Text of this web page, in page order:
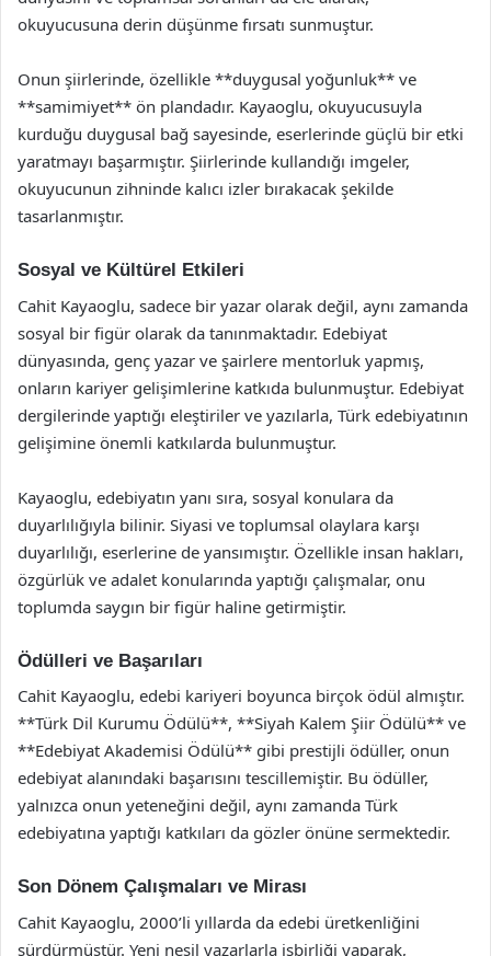
okuyucusuna derin düşünme fırsatı sunmuştur.
Onun şiirlerinde, özellikle **duygusal yoğunluk** ve
**samimiyet** ön plandadır. Kayaoglu, okuyucusuyla
kurduğu duygusal bağ sayesinde, eserlerinde güçlü bir etki
yaratmayı başarmıştır. Şiirlerinde kullandığı imgeler,
okuyucunun zihninde kalıcı izler bırakacak şekilde
tasarlanmıştır.
Sosyal ve Kültürel Etkileri
Cahit Kayaoglu, sadece bir yazar olarak değil, aynı zamanda
sosyal bir figür olarak da tanınmaktadır. Edebiyat
dünyasında, genç yazar ve şairlere mentorluk yapmış,
onların kariyer gelişimlerine katkıda bulunmuştur. Edebiyat
dergilerinde yaptığı eleştiriler ve yazılarla, Türk edebiyatının
gelişimine önemli katkılarda bulunmuştur.
Kayaoglu, edebiyatın yanı sıra, sosyal konulara da
duyarlılığıyla bilinir. Siyasi ve toplumsal olaylara karşı
duyarlılığı, eserlerine de yansımıştır. Özellikle insan hakları,
özgürlük ve adalet konularında yaptığı çalışmalar, onu
toplumda saygın bir figür haline getirmiştir.
Ödülleri ve Başarıları
Cahit Kayaoglu, edebi kariyeri boyunca birçok ödül almıştır.
**Türk Dil Kurumu Ödülü**, **Siyah Kalem Şiir Ödülü** ve
**Edebiyat Akademisi Ödülü** gibi prestijli ödüller, onun
edebiyat alanındaki başarısını tescillemiştir. Bu ödüller,
yalnızca onun yeteneğini değil, aynı zamanda Türk
edebiyatına yaptığı katkıları da gözler önüne sermektedir.
Son Dönem Çalışmaları ve Mirası
Cahit Kayaoglu, 2000’li yıllarda da edebi üretkenliğini
sürdürmüştür. Yeni nesil yazarlarla işbirliği yaparak,